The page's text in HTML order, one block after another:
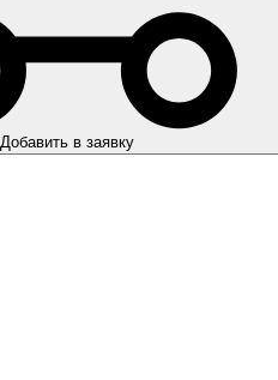
Добавить в заявку